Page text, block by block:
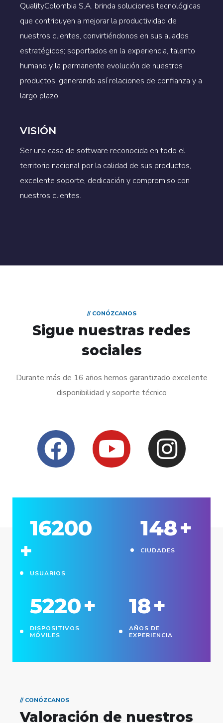
QualityColombia S.A. brinda soluciones tecnológicas
que contribuyen a mejorar la productividad de
nuestros clientes, convirtiéndonos en sus aliados
estratégicos; soportados en la experiencia, talento
humano y la permanente evolución de nuestros
productos, generando así relaciones de confianza y a
largo plazo.
VISIÓN
Ser una casa de software reconocida en todo el
territorio nacional por la calidad de sus productos,
excelente soporte, dedicación y compromiso con
nuestros clientes.
// CONÓZCANOS
Sigue nuestras redes
sociales
Durante más de 16 años hemos garantizado excelente
disponibilidad y soporte técnico
16200
+
USUARIOS
148+
CIUDADES
5220+
DISPOSITIVOS
MÓVILES
18+
AÑOS DE
EXPERIENCIA
// CONÓZCANOS
Valoración de nuestros